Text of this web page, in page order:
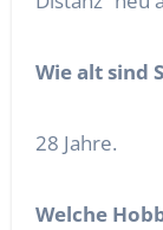
Wie alt sind
28 Jahre.
Welche